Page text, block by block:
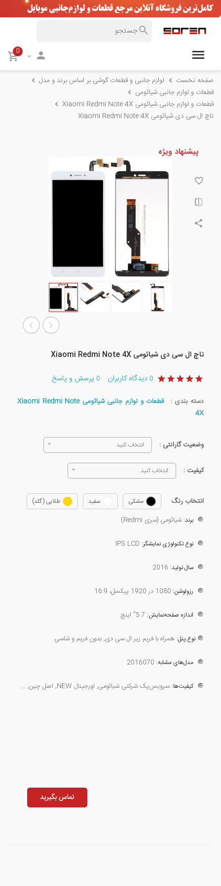
0
صفحه نخست
لوازم جانبی و قطعات گوشی بر اساس برند و مدل
قطعات و لوازم جانبی شیائومی
قطعات و لوازم جانبی شیائومی Xiaomi Redmi Note 4X
تاچ ال سی دی شیائومی Xiaomi Redmi Note 4X
پیشنهاد ویژه
تاچ ال سی دی شیائومی Xiaomi Redmi Note 4X
0 دیدگاه کاربران 0 پرسش و پاسخ
دسته بندی :
قطعات و لوازم جانبی شیائومی Xiaomi Redmi Note
4X
وضعیت گارانتی : انتخاب کنید
کیفیت : انتخاب کنید
انتخاب رنگ مشکی سفید طلایی (گلد)
🔘 برند: شیائومی (سری Redmi)
🔘 نوع تکنولوژی نمایشگر:
🔘 سال تولید:
🔘 رزولوشن: 1080 در 1920 پیکسل، 16:9
🔘 اندازه صفحه‌نمایش:
🔘 نوع پنل: همراه با فریم زیر ال سی دی, بدون فریم و شاسی
🔘 مدل‌های مشابه:
🔘کیفیت‌ها: سرویس‌پک شرکتی شیائومی, اورجینال NEW, اصل چین, ...
تماس بگیرید